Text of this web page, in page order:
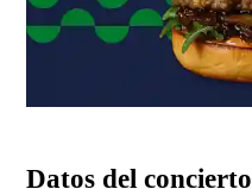
Datos del concierto